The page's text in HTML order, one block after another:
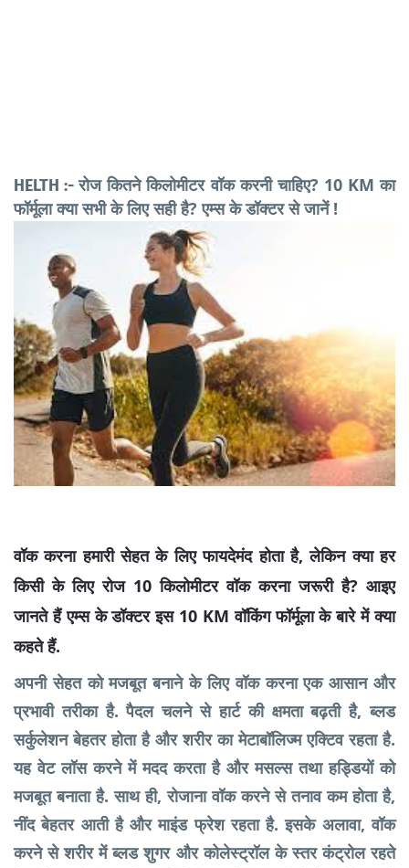
HELTH :-रोज कितने किलोमीटर वॉक करनी चाहिए? 10 KM का
फॉर्मूला क्या सभी के लिए सही है? एम्स के डॉक्टर से जानें !
वॉक करना हमारी सेहत के लिए फायदेमंद होता है, लेकिन क्या हर
किसी के लिए रोज 10 किलोमीटर वॉक करना जरूरी है? आइए
जानते हैं एम्स के डॉक्टर इस 10 KM वॉकिंग फॉर्मूला के बारे में क्या
कहते हैं.
अपनी सेहत को मजबूत बनाने के लिए वॉक करना एक आसान और
प्रभावी तरीका है. पैदल चलने से हार्ट की क्षमता बढ़ती है, ब्लड
सर्कुलेशन बेहतर होता है और शरीर का मेटाबॉलिज्म एक्टिव रहता है.
यह वेट लॉस करने में मदद करता है और मसल्स तथा हड्डियों को
मजबूत बनाता है. साथ ही, रोजाना वॉक करने से तनाव कम होता है,
नींद बेहतर आती है और माइंड फ्रेश रहता है. इसके अलावा, वॉक
करने से शरीर में ब्लड शुगर और कोलेस्ट्रॉल के स्तर कंट्रोल रहते